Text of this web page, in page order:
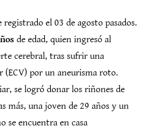
el 03 de agosto pasados.
de edad, quien ingresó al
cerebral, tras sufrir una
(ECV) por un aneurisma roto.
se logró donar los riñones de
más, una joven de 29 años y un
se encuentra en casa